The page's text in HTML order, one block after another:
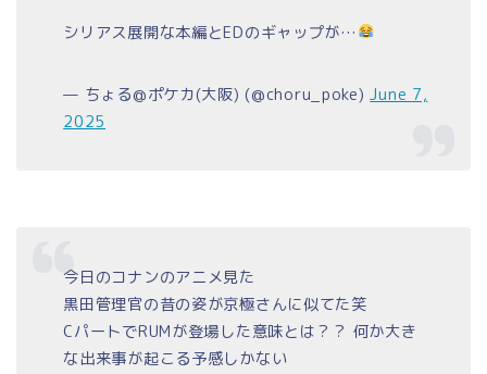
シリアス展開な本編とEDのギャップが…
— ちょる@ポケカ(大阪) (@choru_poke)June 7,
2025
今日のコナンのアニメ見た
黒田管理官の昔の姿が京極さんに似てた笑
CパートでRUMが登場した意味とは？？ 何か大き
な出来事が起こる予感しかない